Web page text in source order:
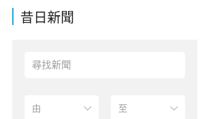
昔日新聞